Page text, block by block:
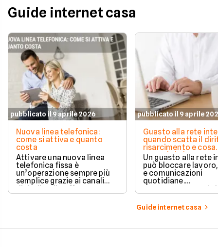
Guide internet casa
pubblicato il 9 aprile 2026
Nuova linea telefonica:
come si attiva e quanto
costa
Attivare una nuova linea
telefonica fissa è
un’operazione sempre più
semplice grazie ai canali
digitali e alle offerte
integrate con internet casa.
pubblicato il 9 aprile
Guasto alla rete
quando scatta il
risarcimento e cosa
prevede la legge
Un guasto alla rete
può bloccare
e comunicazioni
quotidiane.
Fortunatamente, la
prevede strumenti
per ottenere un
risarcimento in
Guide internet casa